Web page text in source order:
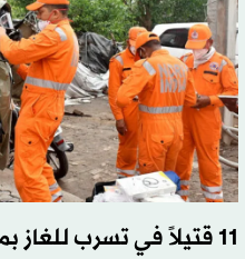
11 قتيلاً في تسرب للغاز بمنطقة صناعية بالهند